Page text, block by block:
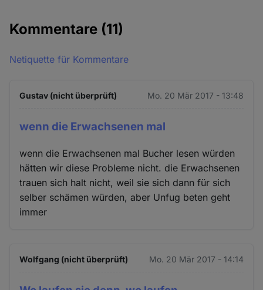
Kommentare (11)
Netiquette für Kommentare
Gustav (nicht überprüft) Mo. 20 Mär 2017 - 13:48
wenn die Erwachsenen mal
wenn die Erwachsenen mal Bucher lesen würden
hätten wir diese Probleme nicht. die Erwachsenen
trauen sich halt nicht, weil sie sich dann für sich
selber schämen würden, aber Unfug beten geht
immer
Wolfgang (nicht überprüft) Mo. 20 Mär 2017 - 14:14